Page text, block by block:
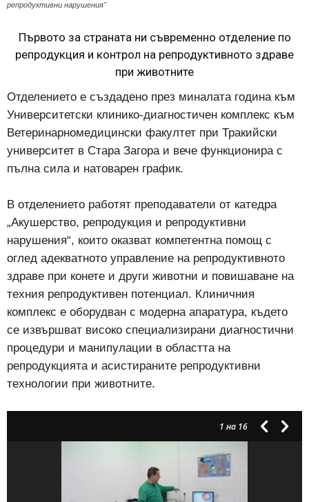
репродуктивни нарушения"
Първото за страната ни съвременно отделение по
репродукция и контрол на репродуктивното здраве
при животните
Отделението е създадено през миналата година към
Университетски клинико-диагностичен комплекс към
Ветеринарномедицински факултет при Тракийски
университет в Стара Загора и вече функционира с
пълна сила и натоварен график.
В отделението работят преподаватели от катедра
„Акушерство, репродукция и репродуктивни
нарушения“, които оказват компетентна помощ с
оглед адекватното управление на репродуктивното
здраве при конете и други животни и повишаване на
техния репродуктивен потенциал. Клиничния
комплекс е оборудван с модерна апаратура, където
се извършват високо специализирани диагностични
процедури и манипулации в областта на
репродукцията и асистираните репродуктивни
технологии при животните.
1 на 16